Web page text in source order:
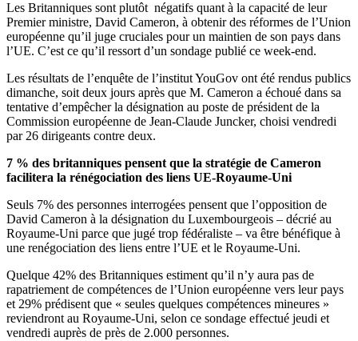
Les Britanniques sont plutôt négatifs quant à la capacité de leur
Premier ministre, David Cameron, à obtenir des réformes de l’Union
européenne qu’il juge cruciales pour un maintien de son pays dans
l’UE. C’est ce qu’il ressort d’un sondage publié ce week-end.
Les résultats de l’enquête de l’institut YouGov ont été rendus publics
dimanche, soit deux jours après que M. Cameron a échoué dans sa
tentative d’empêcher la désignation au poste de président de la
Commission européenne de Jean-Claude Juncker, choisi vendredi
par 26 dirigeants contre deux.
7 % des britanniques pensent que la stratégie de Cameron
facilitera la rénégociation des liens UE-Royaume-Uni
Seuls 7% des personnes interrogées pensent que l’opposition de
David Cameron à la désignation du Luxembourgeois – décrié au
Royaume-Uni parce que jugé trop fédéraliste – va être bénéfique à
une renégociation des liens entre l’UE et le Royaume-Uni.
Quelque 42% des Britanniques estiment qu’il n’y aura pas de
rapatriement de compétences de l’Union européenne vers leur pays
et 29% prédisent que « seules quelques compétences mineures »
reviendront au Royaume-Uni, selon ce sondage effectué jeudi et
vendredi auprès de près de 2.000 personnes.